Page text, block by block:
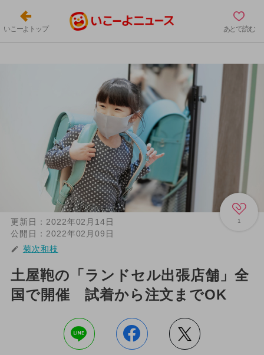
いこーよトップ あとで読む
1
更新日： 2022年02月14日
公開日： 2022年02月09日
菊次和枝
土屋鞄の「ランドセル出張店舗」全
国で開催 試着から注文までOK